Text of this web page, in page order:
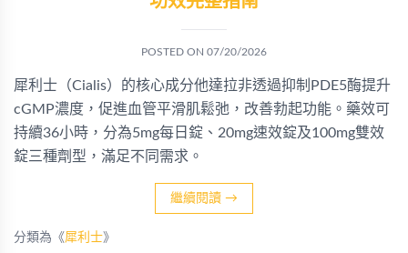
POSTED ON 07/20/2026
犀利士（Cialis）的核心成分他達拉非透過抑制PDE5酶提升
cGMP濃度，促進血管平滑肌鬆弛，改善勃起功能。藥效可
持續36小時，分為5mg每日錠、20mg速效錠及100mg雙效
錠三種劑型，滿足不同需求。
繼續閱讀 →
分類為《犀利士》